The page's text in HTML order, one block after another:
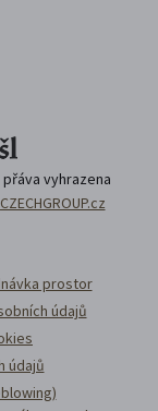
vyhrazena
CZECHGROUP.cz
prostor
údajů
údajů